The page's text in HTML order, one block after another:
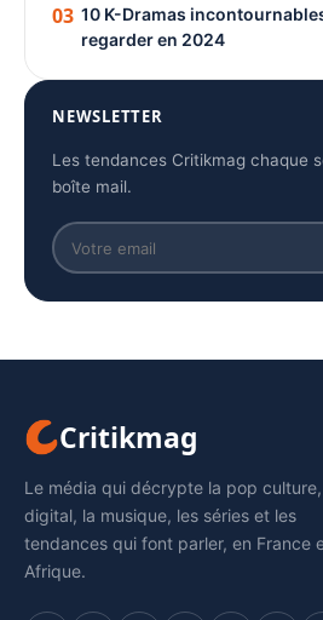
03 10 K-Dramas
regarder en 2024
NEWSLETTER
Les tendances Critikmag chaque
boîte mail.
Critikmag
Le média qui décrypte la pop
digital, la musique, les séries et les
tendances qui font parler, en France
Afrique.